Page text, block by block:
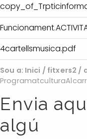
4cartellsmusica.pdf
Sou a: Inici / fitxers2 /
Envia
algú